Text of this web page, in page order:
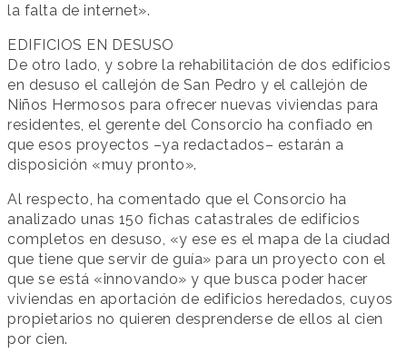
la falta de internet».
EDIFICIOS EN DESUSO
De otro lado, y sobre la rehabilitación de dos edificios
en desuso el callejón de San Pedro y el callejón de
Niños Hermosos para ofrecer nuevas viviendas para
residentes, el gerente del Consorcio ha confiado en
que esos proyectos –ya redactados– estarán a
disposición «muy pronto».
Al respecto, ha comentado que el Consorcio ha
analizado unas 150 fichas catastrales de edificios
completos en desuso, «y ese es el mapa de la ciudad
que tiene que servir de guía» para un proyecto con el
que se está «innovando» y que busca poder hacer
viviendas en aportación de edificios heredados, cuyos
propietarios no quieren desprenderse de ellos al cien
por cien.